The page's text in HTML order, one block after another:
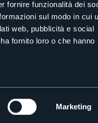
fornire funzionalità dei
sul modo in cui
web, pubblicità e social
fornito loro o che hanno
Marketing
sui nostri canali social